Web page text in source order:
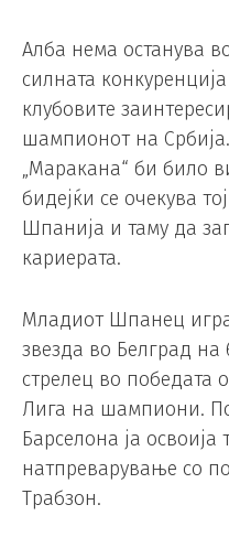
Алба нема останува
силната
клубовите
шампионот на
„Маракана“ би било
бидејќи се очекува
Шпанија и таму да
кариерата.
Младиот Шпанец
звезда во Белград
стрелец во победата
Лига на шампиони.
Барселона ја освоија
натпреварување со
Трабзон.